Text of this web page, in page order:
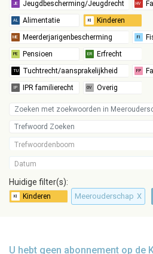
Trefwoordenboom
Datum
Huidige filter(s):
Meerouderschap X
U hebt geen abonnement op de